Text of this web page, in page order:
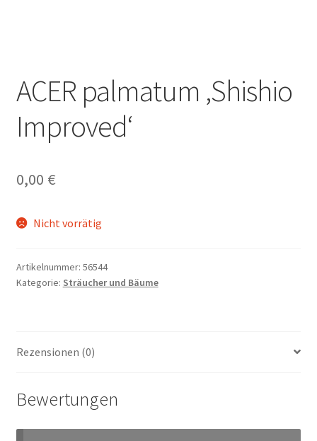
ACER palmatum ‚Shishio
Improved‘
0,00 €
Nicht vorrätig
Artikelnummer: 56544
Kategorie: Sträucher und Bäume
Rezensionen (0)
Bewertungen